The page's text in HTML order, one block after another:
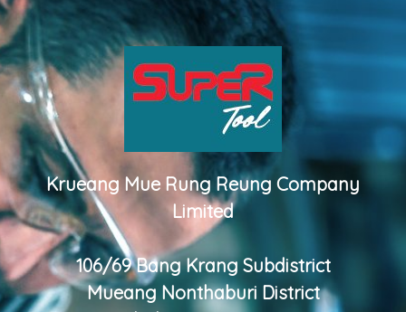
Krueang Mue Rung Reung Company
Limited
106/69 Bang Krang Subdistrict
Mueang Nonthaburi District